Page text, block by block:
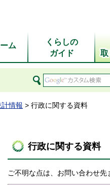
ム
くらしの
ガイド
取
計情報 > 行政に関する資料
行政に関する資料
ご不明な点は、お問い合わせ先